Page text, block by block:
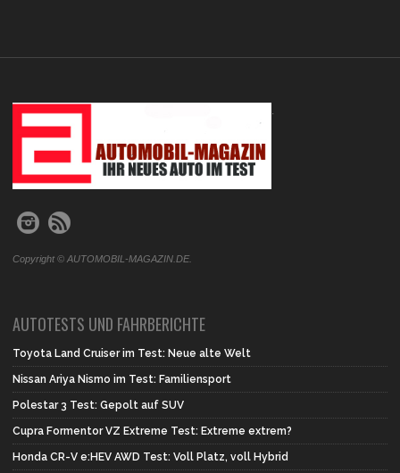
.
Copyright © AUTOMOBIL-MAGAZIN.DE.
AUTOTESTS UND FAHRBERICHTE
Toyota Land Cruiser im Test: Neue alte Welt
Nissan Ariya Nismo im Test: Familiensport
Polestar 3 Test: Gepolt auf SUV
Cupra Formentor VZ Extreme Test: Extreme extrem?
Honda CR-V e:HEV AWD Test: Voll Platz, voll Hybrid